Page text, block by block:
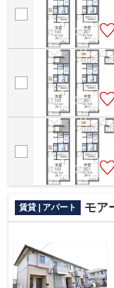
賃貸 | アパート モア